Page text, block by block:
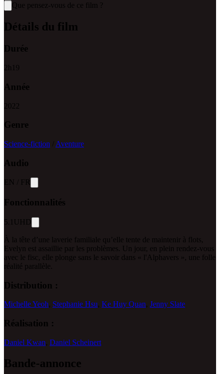
Que pensez-vous de ce film ?
Détails du film
Durée
2h 19
Année
2022
Genre
Science-fiction Aventure
Audio
EN FR
Fonctionnalités
5.1 UHD
À la tête d’une laverie familiale qu’elle tente de maintenir à flots,
Evelyn est assaillie par les problèmes. Un jour, en plein rendez-vous
avec le fisc, elle plonge sans le savoir dans « l'Alphavers », une folle
réalité parallèle.
Distribution :
Michelle Yeoh Stephanie Hsu Ke Huy Quan Jenny Slate
Réalisation :
Daniel Kwan Daniel Scheinert
Bande-annonce